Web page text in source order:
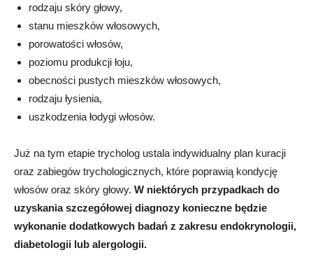
rodzaju skóry głowy,
stanu mieszków włosowych,
porowatości włosów,
poziomu produkcji łoju,
obecności pustych mieszków włosowych,
rodzaju łysienia,
uszkodzenia łodygi włosów.
Już na tym etapie trycholog ustala indywidualny plan kuracji
oraz zabiegów trychologicznych, które poprawią kondycję
włosów oraz skóry głowy. W niektórych przypadkach do
uzyskania szczegółowej diagnozy konieczne będzie
wykonanie dodatkowych badań z zakresu endokrynologii,
diabetologii lub alergologii.